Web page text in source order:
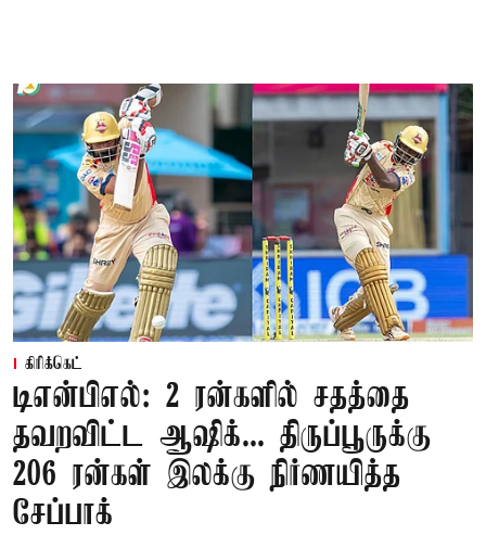
கிரிக்கெட்
டிஎன்பிஎல்: 2 ரன்களில் சதத்தை
தவறவிட்ட ஆஷிக்... திருப்பூருக்கு
206 ரன்கள் இலக்கு நிர்ணயித்த
சேப்பாக்